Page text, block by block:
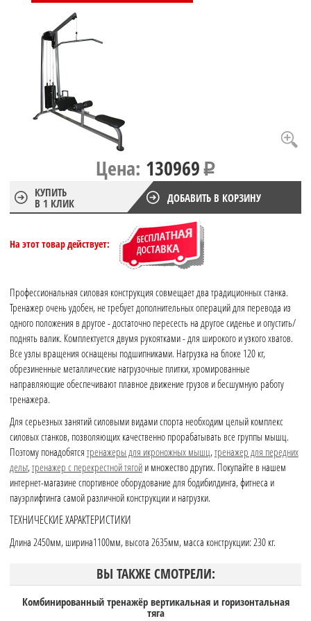
Цена: 130969
КУПИТЬ
В 1 КЛИК
ДОБАВИТЬ В КОРЗИНУ
На этот товар действует:
Профессиональная силовая конструкция совмещает два традиционных станка.
Тренажер очень удобен, не требует дополнительных операций для перевода из
одного положения в другое - достаточно пересесть на другое сиденье и опустить/
поднять валик. Комплектуется двумя рукоятками - для широкого и узкого хватов.
Все узлы вращения оснащены подшипниками. Нагрузка на блоке 120 кг,
обрезиненные металлические нагрузочные плитки, хромированные
направляющие обеспечивают плавное движение грузов и бесшумную работу
тренажера.
Для серьезных занятий силовыми видами спорта необходим целый комплекс
силовых станков, позволяющих качественно прорабатывать все группы мышц.
Поэтому понадобятсятренажеры для икроножных мышц,тренажер для передних
дельт,тренажер с перекрестной тягойи множество других. Покупайте в нашем
интернет-магазине спортивное оборудование для бодибилдинга, фитнеса и
пауэрлифтинга самой различной конструкции и нагрузки.
ТЕХНИЧЕСКИЕ ХАРАКТЕРИСТИКИ
Длина 2450мм, ширина1100мм, высота 2635мм, масса конструкции: 230 кг.
ВЫ ТАКЖЕ СМОТРЕЛИ:
Комбинированный тренажёр вертикальная и горизонтальная
тяга